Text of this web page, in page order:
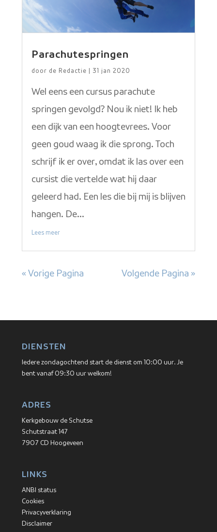
Parachutespringen
door de Redactie 31 jan 2020
Wel eens een cursus parachute
springen gevolgd? Nou ik niet! Ik heb
een dijk van een hoogtevrees. Voor
geen goud waag ik die sprong. Toch
schrijf ik er over, omdat ik las over een
cursist die vertelde wat hij daar
geleerd had. Een les die bij mij is blijven
hangen. De...
Lees meer
« Vorige Pagina Volgende Pagina »
DIENSTEN
Iedere zondagochtend start de dienst om 10:00 uur. Je
bent vanaf 09:30 uur welkom!
ADRES
Kerkgebouw de Schutse
Schutstraat 147
7907 CD Hoogeveen
LINKS
ANBI status
Cookies
Privacyverklaring
Disclaimer